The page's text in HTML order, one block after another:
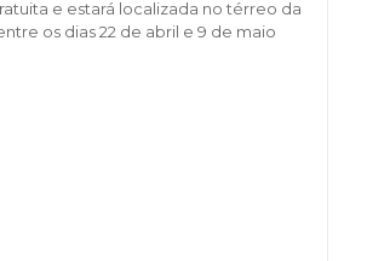
e estará localizada no térreo da
os dias 22 de abril e 9 de maio